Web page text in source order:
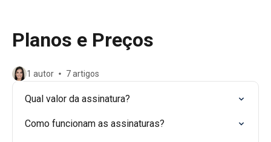
Planos e Preços
1 autor 7 artigos
Qual valor da assinatura?
Como funcionam as assinaturas?